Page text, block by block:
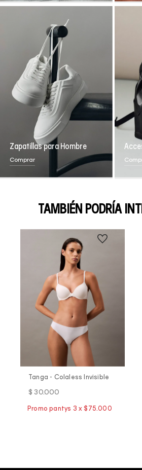
Zapatillas para Hombre
Comprar
TAMBIÉN PODRÍA
Tanga - Colaless Invisible
$ 30.000